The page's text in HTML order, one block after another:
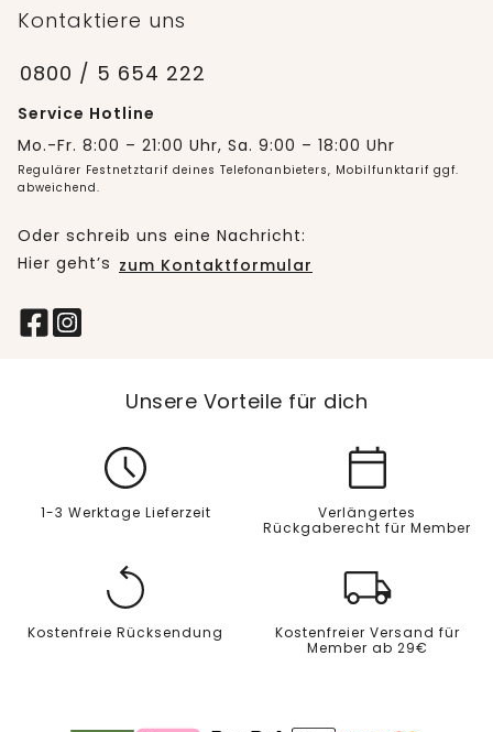
Kontaktiere uns
0800 / 5 654 222
Service Hotline
Mo.-Fr. 8:00 – 21:00 Uhr, Sa. 9:00 – 18:00 Uhr
Regulärer Festnetztarif deines Telefonanbieters, Mobilfunktarif ggf.
abweichend.
Oder schreib uns eine Nachricht:
Hier geht’s zum Kontaktformular
Unsere Vorteile für dich
1-3 Werktage Lieferzeit
Verlängertes
Rückgaberecht für Member
Kostenfreie Rücksendung
Kostenfreier Versand für
Member ab 29€